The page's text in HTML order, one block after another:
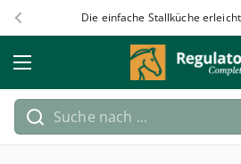
Zurück
Die einfache Stallküche
Menü öffnen